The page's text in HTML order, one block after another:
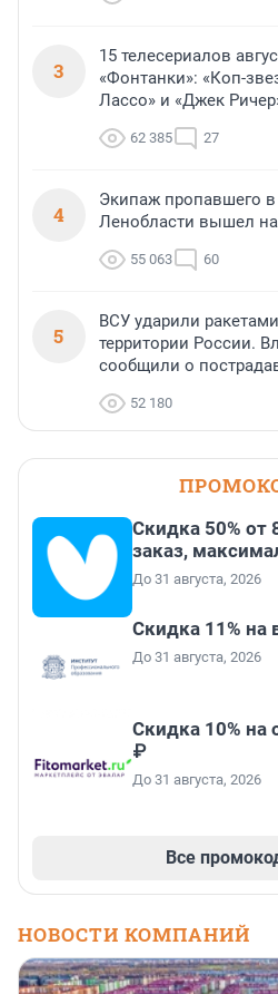
3
15 телесериалов
«Фонтанки»: «Коп-
Лассо» и «Джек
62 385 27
4
Экипаж пропавшего
Ленобласти вышел
55 063 60
5
ВСУ ударили
территории России.
сообщили о
52 180
Скидка 50% от
заказ,
До 31 августа, 2026
Скидка 11% на
До 31 августа, 2026
Скидка 10% на
₽
До 31 августа, 2026
Все
НОВОСТИ КОМПАНИЙ